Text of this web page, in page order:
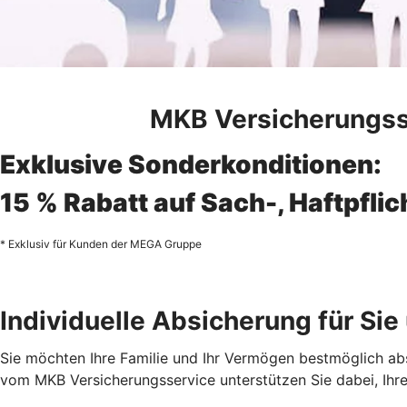
MKB
Exklusive Sonderkonditionen:
15 % Rabatt auf Sach-,
* Exklusiv für Kunden der MEGA Gruppe
Individuelle Absicherung für Sie
Sie möchten Ihre Familie und Ihr Vermögen bestmöglich
vom MKB Versicherungsservice unterstützen Sie dabei,